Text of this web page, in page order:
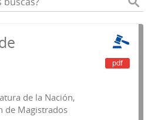
de la Nación,
de Magistrados
pdf